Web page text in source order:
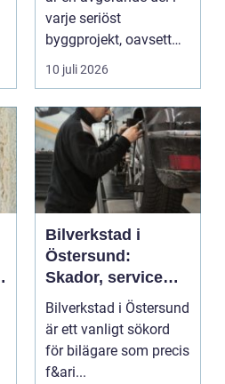
varje seriöst
byggprojekt, oavsett
om det handlar om en
10 juli 2026
Bilverkstad i
Östersund:
Skador, service
och smarta val för
din bil
Bilverkstad i Östersund
är ett vanligt sökord
för bilägare som precis
f&ari...